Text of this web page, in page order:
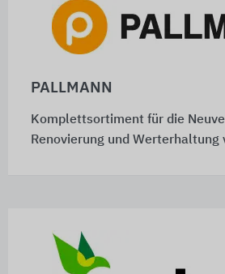
PALLMANN
Komplettsortiment für die
Renovierung und Werterhaltung